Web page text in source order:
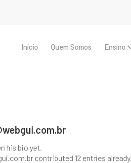
Início Quem Somos Ensino
his bio yet.
contributed 12 entries already.